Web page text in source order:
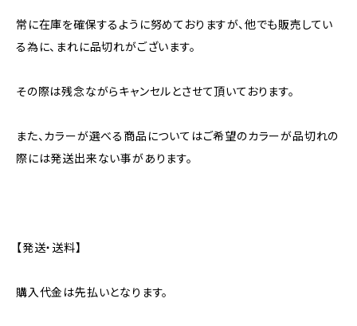
常に在庫を確保するように努めておりますが、他でも販売してい
る為に、まれに品切れがございます。
その際は残念ながらキャンセルとさせて頂いております。
また、カラーが選べる商品についてはご希望のカラーが品切れの
際には発送出来ない事があります。
【発送・送料】
購入代金は先払いとなります。